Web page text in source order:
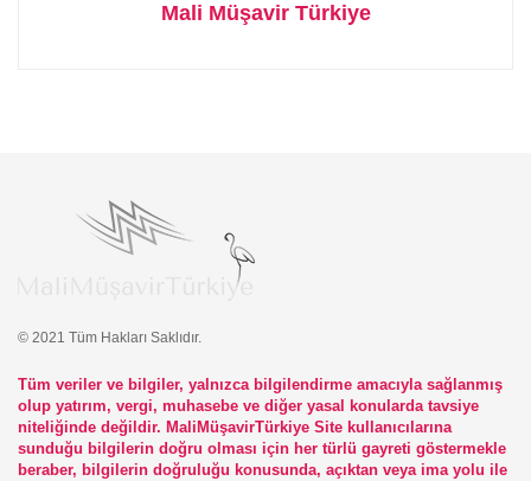
Mali Müşavir Türkiye
© 2021 Tüm Hakları Saklıdır.
Tüm veriler ve bilgiler, yalnızca bilgilendirme amacıyla sağlanmış
olup yatırım, vergi, muhasebe ve diğer yasal konularda tavsiye
niteliğinde değildir. MaliMüşavirTürkiye Site kullanıcılarına
sunduğu bilgilerin doğru olması için her türlü gayreti göstermekle
beraber, bilgilerin doğruluğu konusunda, açıktan veya ima yolu ile